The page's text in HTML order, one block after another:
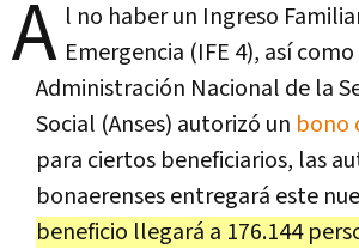
A l no haber un Ingreso
Emergencia (IFE 4), así
Administración Nacional de la
Social (Anses) autorizó un bono
para ciertos beneficiarios, las
bonaerenses entregará este
beneficio llegará a 176.144